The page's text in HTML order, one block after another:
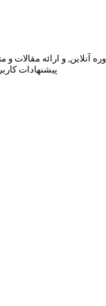
پیشنهادات